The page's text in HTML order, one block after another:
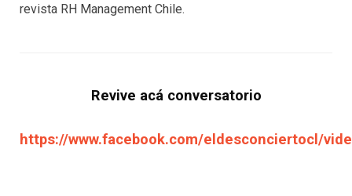
revista RH Management Chile.
Revive acá conversatorio
https://www.facebook.com/eldesconciertocl/